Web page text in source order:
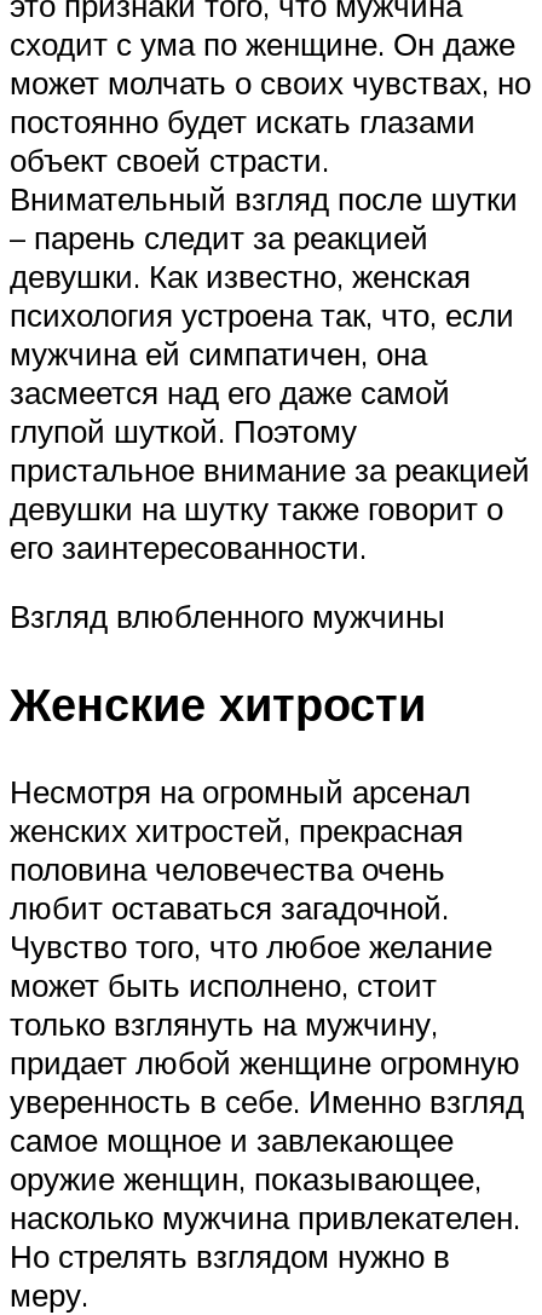
сходит с ума по женщине. Он даже
может молчать о своих чувствах, но
постоянно будет искать глазами
объект своей страсти.
Внимательный взгляд после шутки
– парень следит за реакцией
девушки. Как известно, женская
психология устроена так, что, если
мужчина ей симпатичен, она
засмеется над его даже самой
глупой шуткой. Поэтому
пристальное внимание за реакцией
девушки на шутку также говорит о
его заинтересованности.
Взгляд влюбленного мужчины
Женские хитрости
Несмотря на огромный арсенал
женских хитростей, прекрасная
половина человечества очень
любит оставаться загадочной.
Чувство того, что любое желание
может быть исполнено, стоит
только взглянуть на мужчину,
придает любой женщине огромную
уверенность в себе. Именно взгляд
самое мощное и завлекающее
оружие женщин, показывающее,
насколько мужчина привлекателен.
Но стрелять взглядом нужно в
меру.